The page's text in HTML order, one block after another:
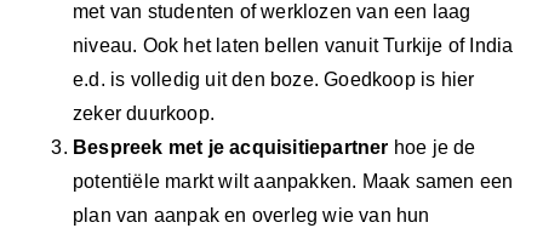
met van studenten of werklozen van een laag
niveau. Ook het laten bellen vanuit Turkije of India
e.d. is volledig uit den boze. Goedkoop is hier
zeker duurkoop.
Bespreek met je acquisitiepartner hoe je de
potentiële markt wilt aanpakken. Maak samen een
plan van aanpak en overleg wie van hun